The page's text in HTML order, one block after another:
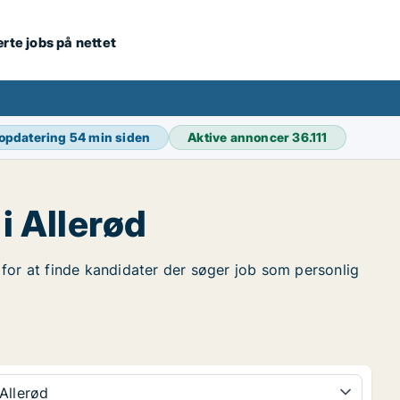
jobs på nettet
54 min siden Aktive annoncer36.111
Allerød
at finde kandidater der søger job som personlig
Allerød